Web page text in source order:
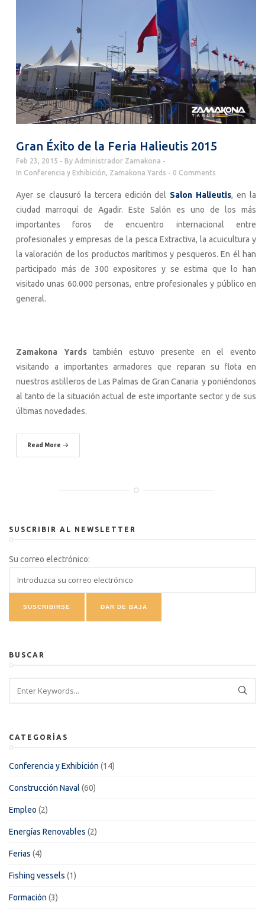
Gran Éxito de la Feria Halieutis 2015
Feb 23, 2015 By Administrador Zamakona
In Conferencia y Exhibición, Zamakona Yards 0 Comments
Ayer se clausuró la tercera edición del Salon Halieutis, en la
ciudad marroquí de Agadir. Este Salón es uno de los más
importantes foros de encuentro internacional entre
profesionales y empresas de la pesca Extractiva, la acuicultura y
la valoración de los productos marítimos y pesqueros. En él han
participado más de 300 expositores y se estima que lo han
visitado unas 60.000 personas, entre profesionales y público en
general.
Zamakona Yardstambién estuvo presente en el evento
visitando a importantes armadores que reparan su flota en
nuestros astilleros de Las Palmas de Gran Canaria y poniéndonos
al tanto de la situación actual de este importante sector y de sus
últimas novedades.
Read More
SUSCRIBIR AL NEWSLETTER
Su correo electrónico:
BUSCAR
CATEGORÍAS
Conferencia y Exhibición (14)
Construcción Naval (60)
Empleo (2)
Energías Renovables (2)
Ferias (4)
Fishing vessels (1)
Formación (3)